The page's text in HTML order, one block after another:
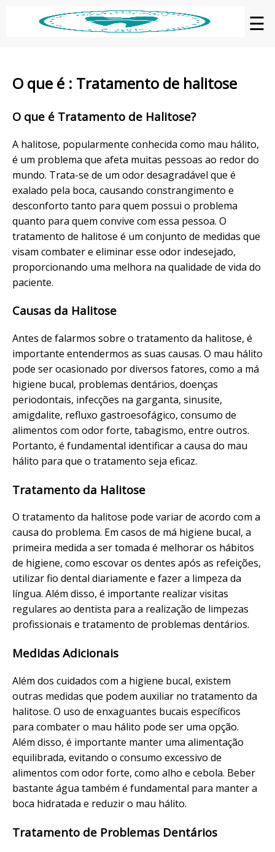
☰
O que é : Tratamento de halitose
O que é Tratamento de Halitose?
A halitose, popularmente conhecida como mau hálito,
é um problema que afeta muitas pessoas ao redor do
mundo. Trata-se de um odor desagradável que é
exalado pela boca, causando constrangimento e
desconforto tanto para quem possui o problema
quanto para quem convive com essa pessoa. O
tratamento de halitose é um conjunto de medidas que
visam combater e eliminar esse odor indesejado,
proporcionando uma melhora na qualidade de vida do
paciente.
Causas da Halitose
Antes de falarmos sobre o tratamento da halitose, é
importante entendermos as suas causas. O mau hálito
pode ser ocasionado por diversos fatores, como a má
higiene bucal, problemas dentários, doenças
periodontais, infecções na garganta, sinusite,
amigdalite, refluxo gastroesofágico, consumo de
alimentos com odor forte, tabagismo, entre outros.
Portanto, é fundamental identificar a causa do mau
hálito para que o tratamento seja eficaz.
Tratamento da Halitose
O tratamento da halitose pode variar de acordo com a
causa do problema. Em casos de má higiene bucal, a
primeira medida a ser tomada é melhorar os hábitos
de higiene, como escovar os dentes após as refeições,
utilizar fio dental diariamente e fazer a limpeza da
língua. Além disso, é importante realizar visitas
regulares ao dentista para a realização de limpezas
profissionais e tratamento de problemas dentários.
Medidas Adicionais
Além dos cuidados com a higiene bucal, existem
outras medidas que podem auxiliar no tratamento da
halitose. O uso de enxaguantes bucais específicos
para combater o mau hálito pode ser uma opção.
Além disso, é importante manter uma alimentação
equilibrada, evitando o consumo excessivo de
alimentos com odor forte, como alho e cebola. Beber
bastante água também é fundamental para manter a
boca hidratada e reduzir o mau hálito.
Tratamento de Problemas Dentários